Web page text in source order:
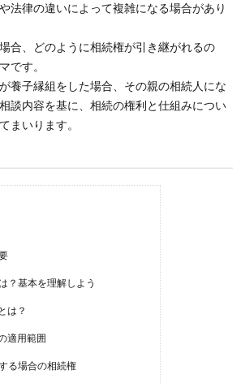
法律の違いによって複雑になる場合があり
合、どのように相続権が引き継がれるの
です。
養子縁組をした場合、その親の相続人にな
談内容を基に、相続の権利と仕組みについ
まいります。
？基本を理解しよう
は？
適用範囲
る場合の相続権